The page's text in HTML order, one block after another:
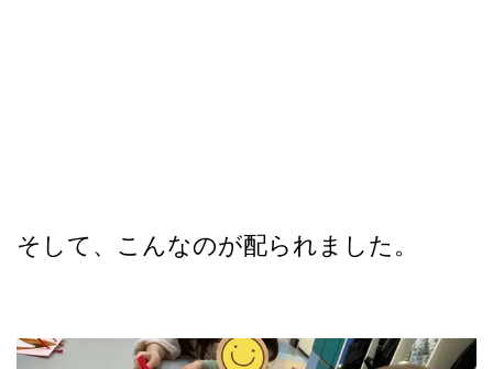
そして、こんなのが配られました。